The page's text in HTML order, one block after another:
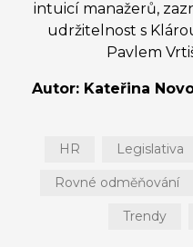
intuicí manažerů,
udržitelnost s
Pavlem
Autor: Kateřina
HR Legislativa
Rovné odměňování
Trendy